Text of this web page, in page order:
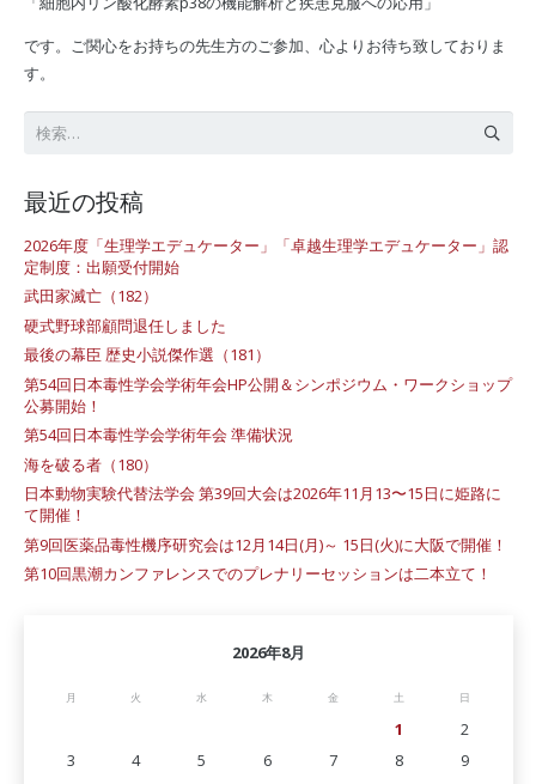
です。ご関心をお持ちの先生方のご参加、心よりお待ち致しておりま
す。
最近の投稿
2026年度「生理学エデュケーター」「卓越生理学エデュケーター」認
定制度：出願受付開始
武田家滅亡（182）
硬式野球部顧問退任しました
最後の幕臣 歴史小説傑作選（181）
第54回日本毒性学会学術年会HP公開＆シンポジウム・ワークショップ
公募開始！
第54回日本毒性学会学術年会 準備状況
海を破る者（180）
日本動物実験代替法学会 第39回大会は2026年11月13〜15日に姫路に
て開催！
第9回医薬品毒性機序研究会は12月14日(月)～ 15日(火)に大阪で開催！
第10回黒潮カンファレンスでのプレナリーセッションは二本立て！
2026年8月
月 火 水 木 金 土 日
1
2
3
4 5 6 7 8
9